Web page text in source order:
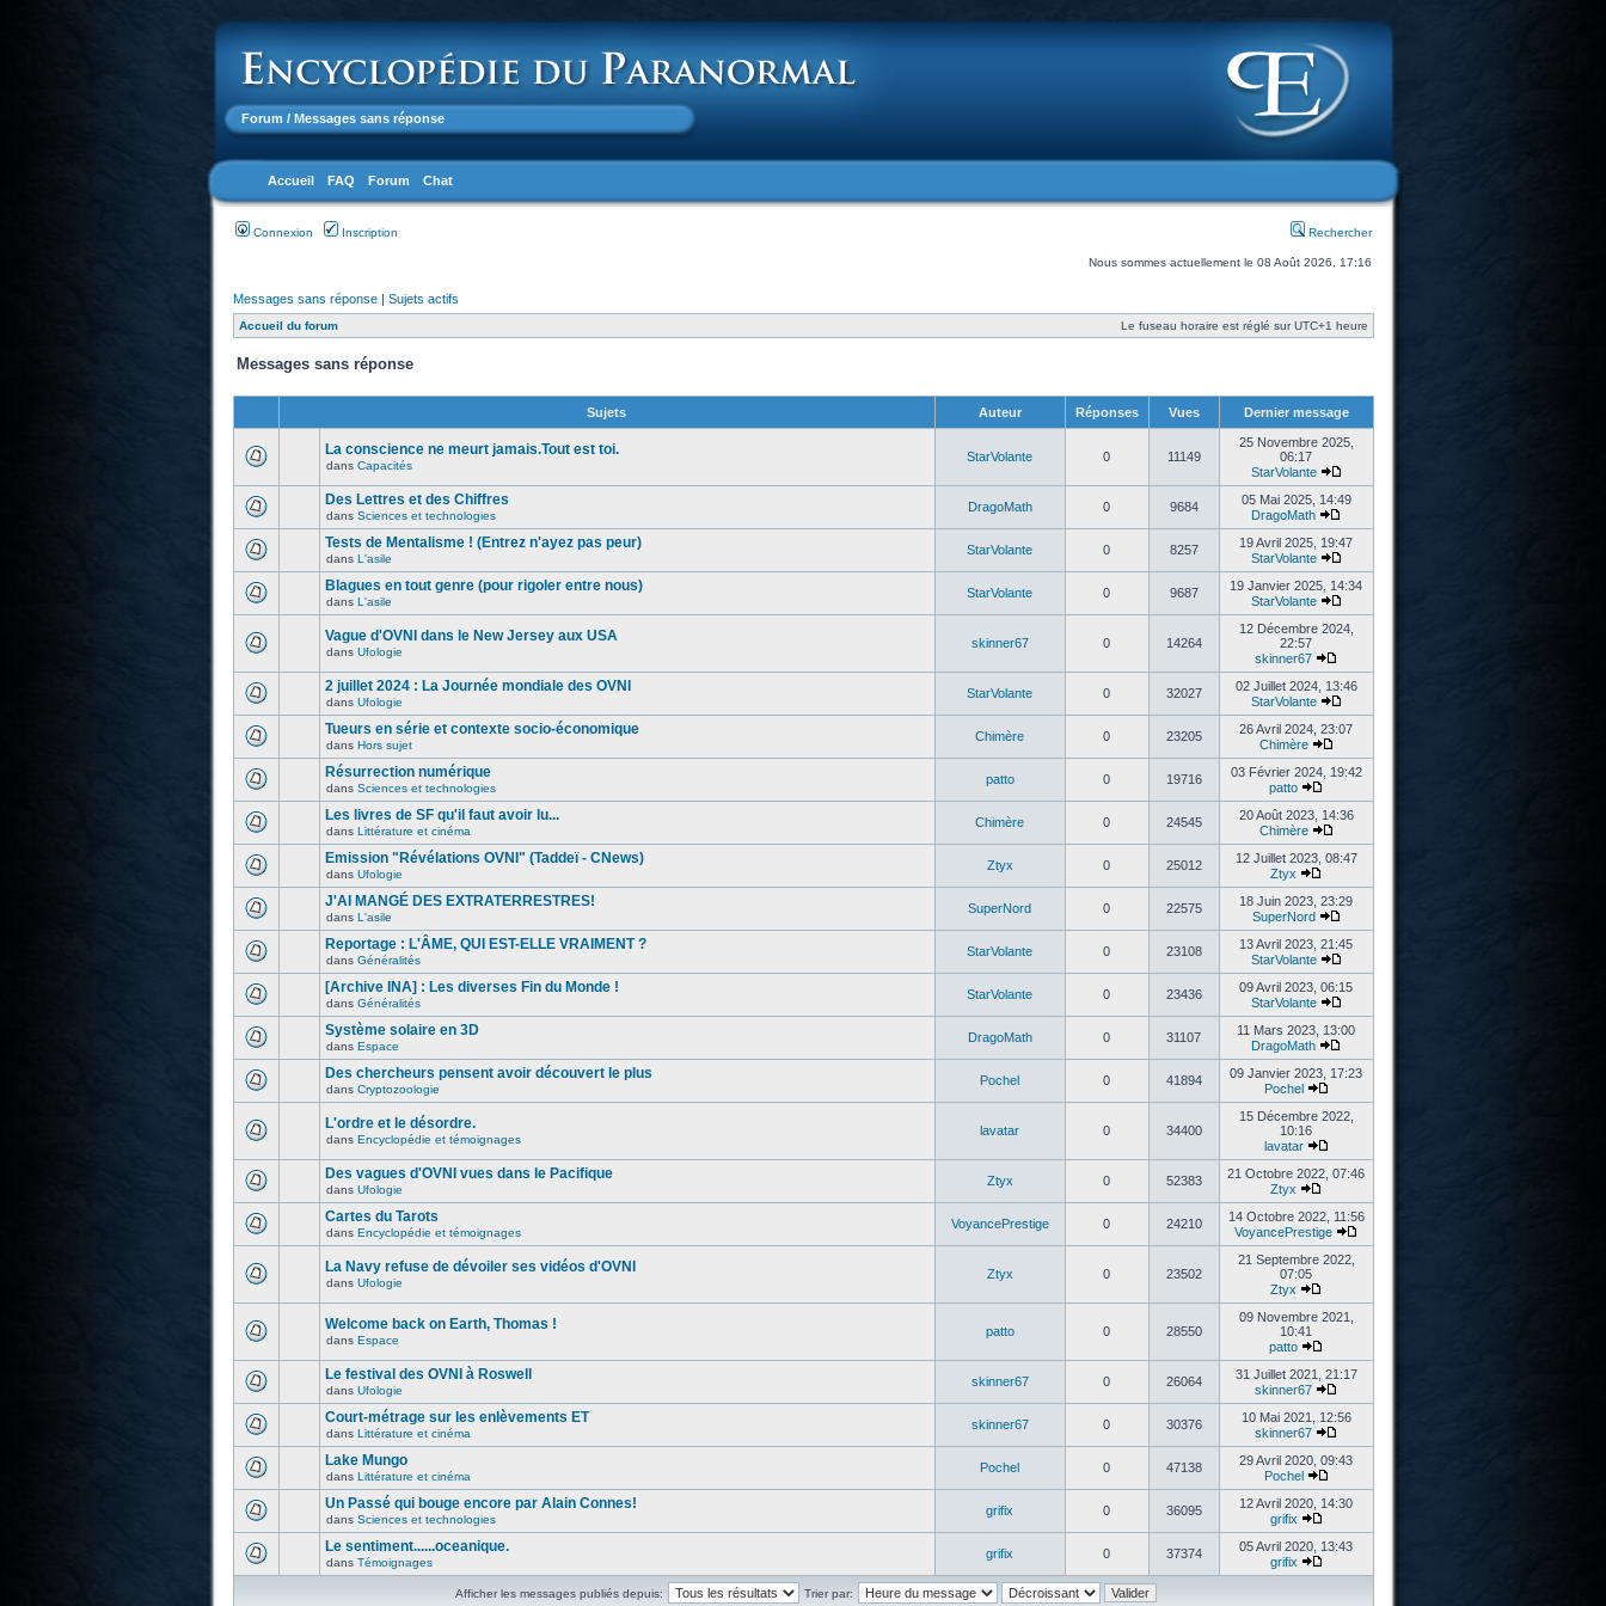
Forum / Messages sans réponse
Accueil FAQ Forum Chat
Connexion Inscription Rechercher
Nous sommes actuellement le 08 Août 2026, 17:16
Messages sans réponse| Sujets actifs
Accueil du forum Le fuseau horaire est réglé sur UTC+1 heure
Messages sans réponse
Sujets Auteur Réponses Vues Dernier message
La conscience ne meurt jamais.Tout est toi.
dans Capacités
StarVolante 0 11149
25 Novembre 2025,
06:17
StarVolante
Des Lettres et des Chiffres
dans Sciences et technologies
DragoMath 0 9684
05 Mai 2025, 14:49
DragoMath
Tests de Mentalisme ! (Entrez n'ayez pas peur)
dans L'asile
StarVolante 0 8257
19 Avril 2025, 19:47
StarVolante
Blagues en tout genre (pour rigoler entre nous)
dans L'asile
StarVolante 0 9687
19 Janvier 2025, 14:34
StarVolante
Vague d'OVNI dans le New Jersey aux USA
dans Ufologie
skinner67 0 14264
12 Décembre 2024,
22:57
skinner67
2 juillet 2024 : La Journée mondiale des OVNI
dans Ufologie
StarVolante 0 32027
02 Juillet 2024, 13:46
StarVolante
Tueurs en série et contexte socio-économique
dans Hors sujet
Chimère 0 23205
26 Avril 2024, 23:07
Chimère
Résurrection numérique
dans Sciences et technologies
patto 0 19716
03 Février 2024, 19:42
patto
Les livres de SF qu'il faut avoir lu...
dans Littérature et cinéma
Chimère 0 24545
20 Août 2023, 14:36
Chimère
Emission "Révélations OVNI" (Taddeï - CNews)
dans Ufologie
Ztyx 0 25012
12 Juillet 2023, 08:47
Ztyx
J'AI MANGÉ DES EXTRATERRESTRES!
dans L'asile
SuperNord 0 22575
18 Juin 2023, 23:29
SuperNord
Reportage : L'ÂME, QUI EST-ELLE VRAIMENT ?
dans Généralités
StarVolante 0 23108
13 Avril 2023, 21:45
StarVolante
[Archive INA] : Les diverses Fin du Monde !
dans Généralités
StarVolante 0 23436
09 Avril 2023, 06:15
StarVolante
Système solaire en 3D
dans Espace
DragoMath 0 31107
11 Mars 2023, 13:00
DragoMath
Des chercheurs pensent avoir découvert le plus
dans Cryptozoologie
Pochel 0 41894
09 Janvier 2023, 17:23
Pochel
L'ordre et le désordre.
dans Encyclopédie et témoignages
lavatar 0 34400
15 Décembre 2022,
10:16
lavatar
Des vagues d'OVNI vues dans le Pacifique
dans Ufologie
Ztyx 0 52383
21 Octobre 2022, 07:46
Ztyx
Cartes du Tarots
dans Encyclopédie et témoignages
VoyancePrestige 0 24210
14 Octobre 2022, 11:56
VoyancePrestige
La Navy refuse de dévoiler ses vidéos d'OVNI
dans Ufologie
Ztyx 0 23502
21 Septembre 2022,
07:05
Ztyx
Welcome back on Earth, Thomas !
dans Espace
patto 0 28550
09 Novembre 2021,
10:41
patto
Le festival des OVNI à Roswell
dans Ufologie
skinner67 0 26064
31 Juillet 2021, 21:17
skinner67
Court-métrage sur les enlèvements ET
dans Littérature et cinéma
skinner67 0 30376
10 Mai 2021, 12:56
skinner67
Lake Mungo
dans Littérature et cinéma
Pochel 0 47138
29 Avril 2020, 09:43
Pochel
Un Passé qui bouge encore par Alain Connes!
dans Sciences et technologies
grifix 0 36095
12 Avril 2020, 14:30
grifix
Le sentiment......oceanique.
dans Témoignages
grifix 0 37374
05 Avril 2020, 13:43
grifix
Afficher les messages publiés depuis: Trier par: